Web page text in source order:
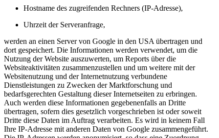
Hostname des zugreifenden Rechners (IP-Adresse),
Uhrzeit der Serveranfrage,
werden an einen Server von Google in den USA übertragen und
dort gespeichert. Die Informationen werden verwendet, um die
Nutzung der Website auszuwerten, um Reports über die
Websiteaktivitäten zusammenzustellen und um weitere mit der
Websitenutzung und der Internetnutzung verbundene
Dienstleistungen zu Zwecken der Marktforschung und
bedarfsgerechten Gestaltung dieser Internetseiten zu erbringen.
Auch werden diese Informationen gegebenenfalls an Dritte
übertragen, sofern dies gesetzlich vorgeschrieben ist oder soweit
Dritte diese Daten im Auftrag verarbeiten. Es wird in keinem Fall
Ihre IP-Adresse mit anderen Daten von Google zusammengeführt.